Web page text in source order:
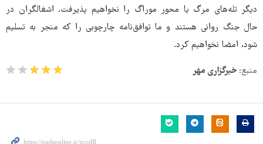
دیگر تله‌های مرگ یا محور موراگ را نخواهیم پذیرفت. اشغالگران در
حال جنگ روانی هستند و ما توافق‌نامه چارچوبی را که منجر به تسلیم
شود، امضا نخواهیم کرد.
منبع: خبرگزاری مهر